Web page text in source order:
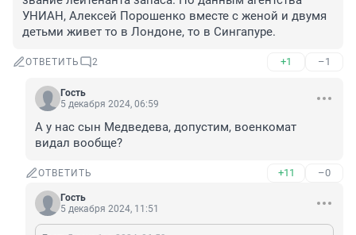
УНИАН, Алексей Порошенко вместе с женой и двумя
детьми живет то в Лондоне, то в Сингапуре.
ОТВЕТИТЬ 2 +1 –1
Гость
5 декабря 2024, 06:59
А у нас сын Медведева, допустим, военкомат
видал вообще?
ОТВЕТИТЬ +11 –0
Гость
5 декабря 2024, 11:51